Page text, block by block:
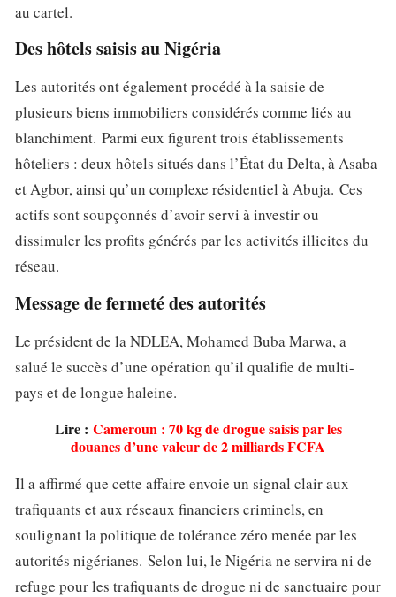
au cartel.
Des hôtels saisis au Nigéria
Les autorités ont également procédé à la saisie de
plusieurs biens immobiliers considérés comme liés au
blanchiment. Parmi eux figurent trois établissements
hôteliers : deux hôtels situés dans l’État du Delta, à Asaba
et Agbor, ainsi qu’un complexe résidentiel à Abuja. Ces
actifs sont soupçonnés d’avoir servi à investir ou
dissimuler les profits générés par les activités illicites du
réseau.
Message de fermeté des autorités
Le président de la NDLEA, Mohamed Buba Marwa, a
salué le succès d’une opération qu’il qualifie de multi-
pays et de longue haleine.
Lire : Cameroun : 70 kg de drogue saisis par les
douanes d’une valeur de 2 milliards FCFA
Il a affirmé que cette affaire envoie un signal clair aux
trafiquants et aux réseaux financiers criminels, en
soulignant la politique de tolérance zéro menée par les
autorités nigérianes. Selon lui, le Nigéria ne servira ni de
refuge pour les trafiquants de drogue ni de sanctuaire pour